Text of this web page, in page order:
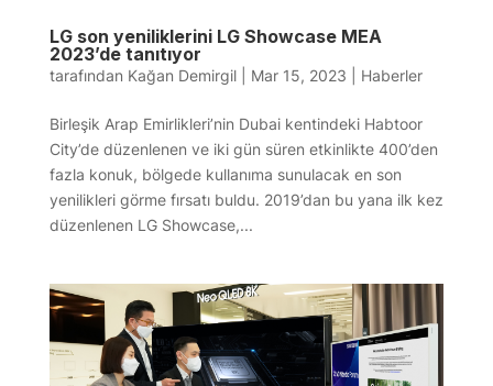
LG son yeniliklerini LG Showcase MEA
2023’de tanıtıyor
tarafından Kağan Demirgil| Mar 15, 2023 Haberler
Birleşik Arap Emirlikleri’nin Dubai kentindeki Habtoor
City’de düzenlenen ve iki gün süren etkinlikte 400’den
fazla konuk, bölgede kullanıma sunulacak en son
yenilikleri görme fırsatı buldu. 2019’dan bu yana ilk kez
düzenlenen LG Showcase,...